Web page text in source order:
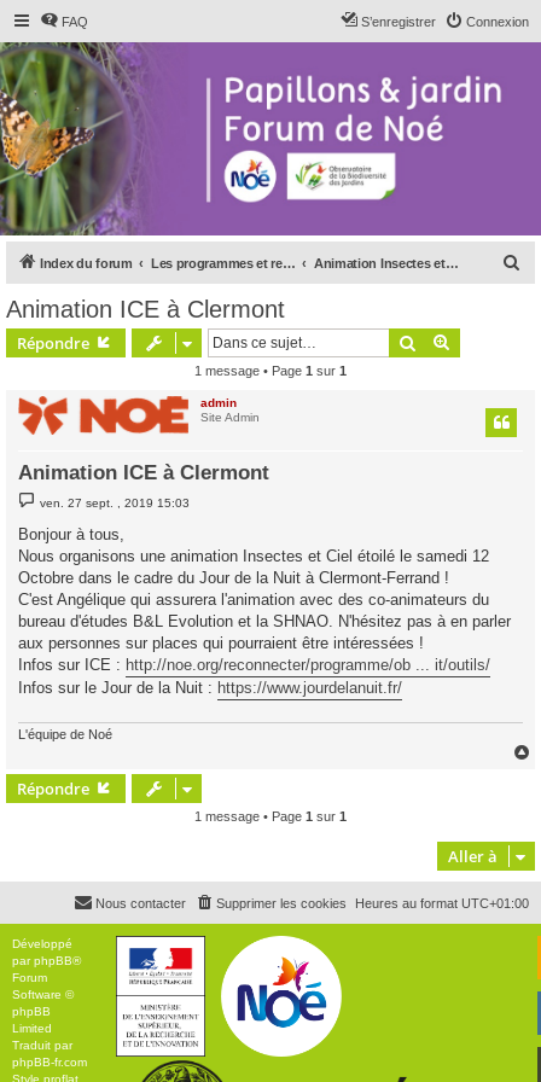
FAQ Connexion
S’enregistrer
Index du forum Les programmes et relais de Noé Animation Insectes et Ciel étoilé
Animation ICE à Clermont
Répondre Rechercher
1 message • Page 1 sur 1
admin
Site Admin
Animation ICE à Clermont
e
s
a
e
ven. 27 sept. , 2019 15:03
Bonjour à tous,
Nous organisons une animation Insectes et Ciel étoilé le samedi 12
Octobre dans le cadre du Jour de la Nuit à Clermont-Ferrand !
C'est Angélique qui assurera l'animation avec des co-animateurs du
bureau d'études B&L Evolution et la SHNAO. N'hésitez pas à en parler
aux personnes sur places qui pourraient être intéressées !
Infos sur ICE : http://noe.org/reconnecter/programme/ob ... it/outils/
Infos sur le Jour de la Nuit : https://www.jourdelanuit.fr/
L'équipe de Noé
Répondre
1 message • Page 1 sur 1
Aller à
Heures au format UTC+01:00
Supprimer les cookies
Nous contacter
Développé
parphpBB®
Forum
Software ©
phpBB
Limited
Traduit par
phpBB-fr.com
Style proflat